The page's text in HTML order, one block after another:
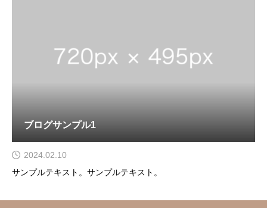
ブログサンプル1
2024.02.10
サンプルテキスト。サンプルテキスト。